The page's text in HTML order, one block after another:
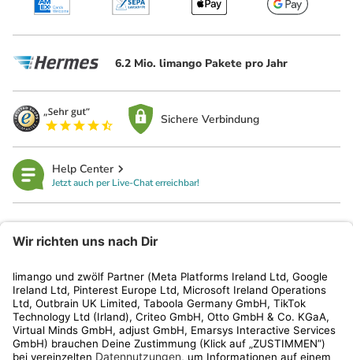
6.2 Mio. limango Pakete pro Jahr
Sichere Verbindung
Help Center
Jetzt auch per Live-Chat erreichbar!
Kundenservice
Shop